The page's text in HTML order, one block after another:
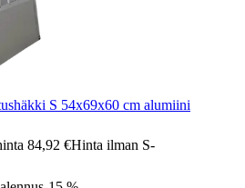
S 54x69x60 cm alumiini
84,92 €Hinta ilman S-